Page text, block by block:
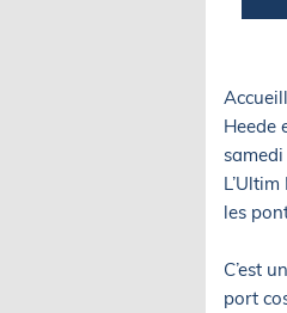
Heede
les
C’est
port